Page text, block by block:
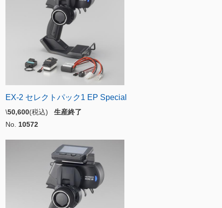
EX-2 セレクトパック1 EP Special
\50,600(税込) 生産終了
No. 10572